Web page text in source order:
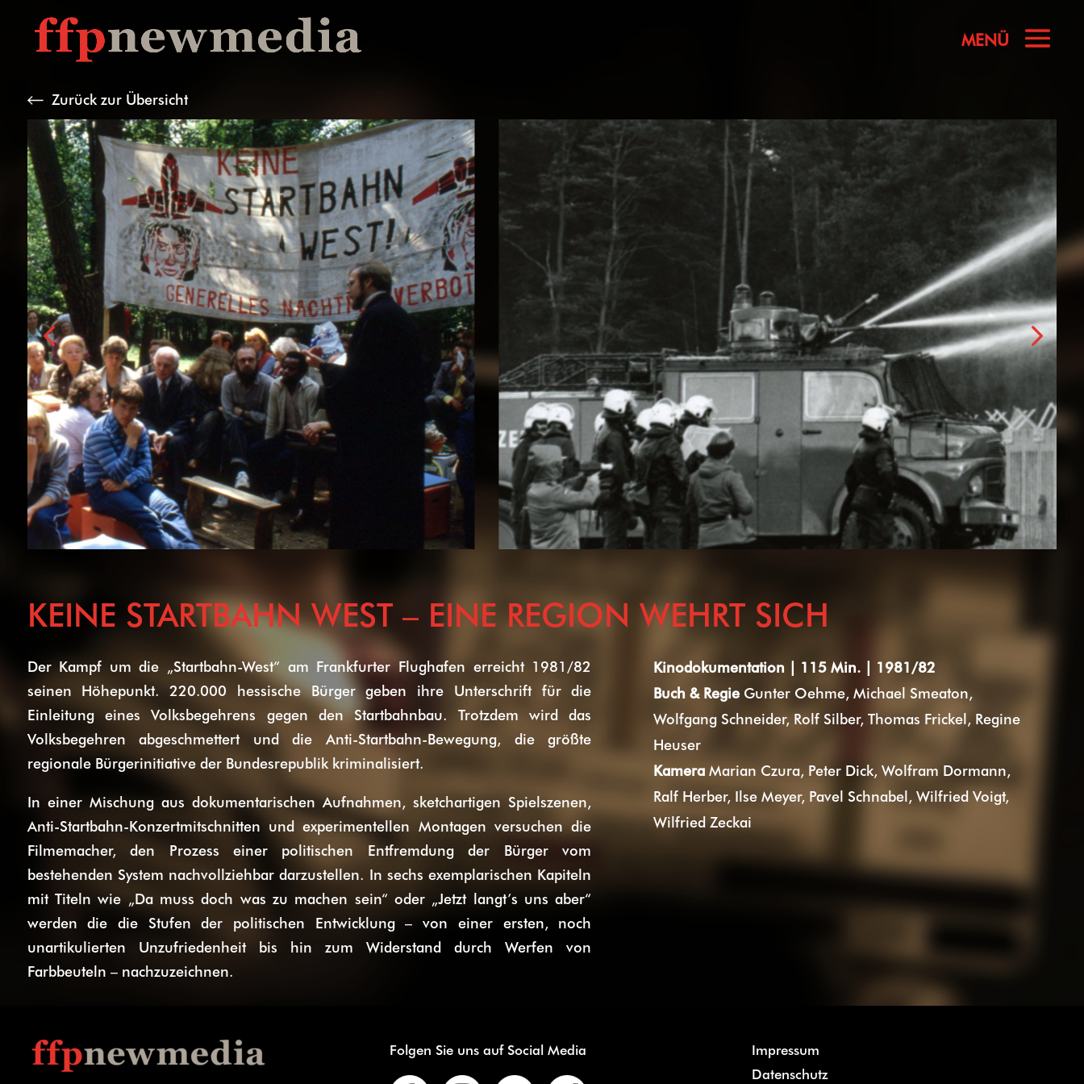
Zurück zur Übersicht
KEINE STARTBAHN WEST – EINE REGION WEHRT SICH
Der Kampf um die „Startbahn-West“ am Frankfurter Flughafen erreicht 1981/82
seinen Höhepunkt. 220.000 hessische Bürger geben ihre Unterschrift für die
Einleitung eines Volksbegehrens gegen den Startbahnbau. Trotzdem wird das
Volksbegehren abgeschmettert und die Anti-Startbahn-Bewegung, die größte
regionale Bürgerinitiative der Bundesrepublik kriminalisiert.
In einer Mischung aus dokumentarischen Aufnahmen, sketchartigen Spielszenen,
Anti-Startbahn-Konzertmitschnitten und experimentellen Montagen versuchen die
Filmemacher, den Prozess einer politischen Entfremdung der Bürger vom
bestehenden System nachvollziehbar darzustellen. In sechs exemplarischen Kapiteln
mit Titeln wie „Da muss doch was zu machen sein“ oder „Jetzt langt’s uns aber“
werden die die Stufen der politischen Entwicklung – von einer ersten, noch
unartikulierten Unzufriedenheit bis hin zum Widerstand durch Werfen von
Farbbeuteln – nachzuzeichnen.
Kinodokumentation | 115 Min. | 1981/82
Buch & RegieGunter Oehme, Michael Smeaton,
Wolfgang Schneider, Rolf Silber, Thomas Frickel, Regine
Heuser
KameraMarian Czura, Peter Dick, Wolfram Dormann,
Ralf Herber, Ilse Meyer, Pavel Schnabel, Wilfried Voigt,
Wilfried Zeckai
Folgen Sie uns auf Social Media
Impressum
Datenschutz